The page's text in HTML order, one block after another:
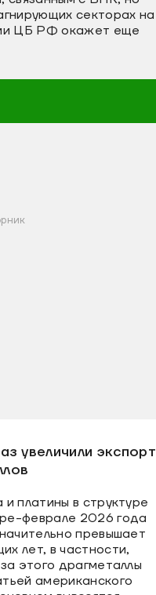
секторах на
ЦБ РФ окажет еще
увеличили экспорт
платины в структуре
феврале 2026 года
превышает
лет, в частности,
этого драгметаллы
американского